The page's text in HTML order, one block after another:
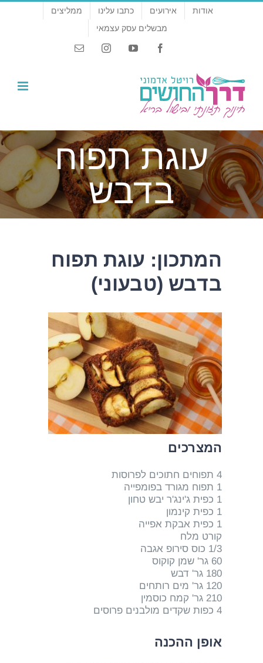
דלג
אודות אירועים כתבו עלינו
ממליצים
מבשלים עסק עצמאי
Facebook
YouTube
Instagram
Email
עוגת תפוח
בדבש
המתכון: עוגת תפוח
בדבש (טבעוני)
המצרכים
4 תפוחים חתוכים לפרוסות
1 תפוח מגורד בפומפייה
1 כפית ג'ינג'ר יבש טחון
1 כפית קינמון
1 כפית אבקת אפייה
קורט מלח
1/3 כוס סירופ אגבה
60 גר' שמן קוקוס
180 גר' דבש
120 גר' מים רותחים
210 גר' קמח כוסמין
4 כפות שקדים מולבנים פרוסים
אופן ההכנה